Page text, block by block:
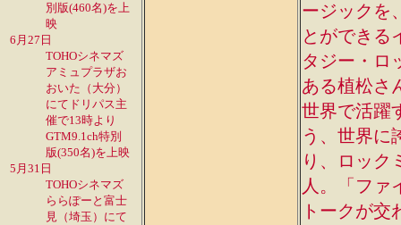
別版(460名)を上
映
6月27日
TOHOシネマズ
アミュプラザお
おいた（大分）
にてドリパス主
催で13時より
GTM9.1ch特別
版(350名)を上映
5月31日
TOHOシネマズ
ららぽーと富士
見（埼玉）にて
ージックを
とができる
タジー・ロ
ある植松さ
世界で活躍
う、世界に
り、ロック
人。「ファ
トークが